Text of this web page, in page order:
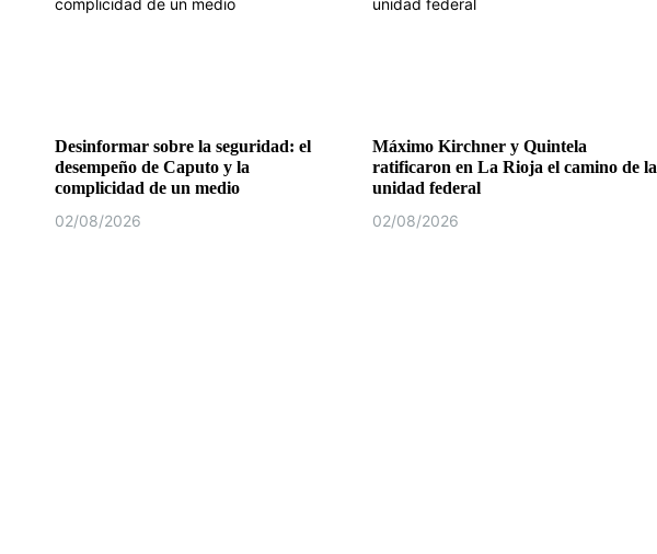
Desinformar sobre la seguridad: el
desempeño de Caputo y la
complicidad de un medio
02/08/2026
Máximo Kirchner y Quintela
ratificaron en La Rioja el camino de la
unidad federal
02/08/2026